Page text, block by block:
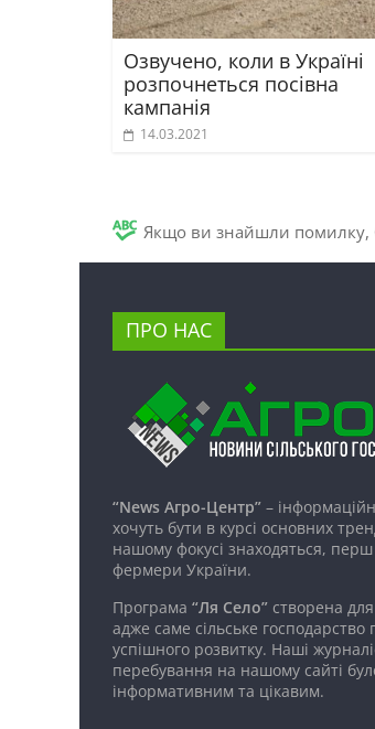
Озвучено, коли в Україні
розпочнеться посівна
кампанія
14.03.2021
Якщо ви знайшли помилку,
ПРО НАС
“News Агро-Центр” –
хочуть бути в курсі основних
нашому фокусі знаходяться, перш
фермери України.
Програма “Ля Село” створена
адже саме сільське
успішного розвитку. Наші
перебування на нашому сайті
інформативним та цікавим.